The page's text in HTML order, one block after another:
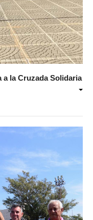
a la Cruzada Solidaria